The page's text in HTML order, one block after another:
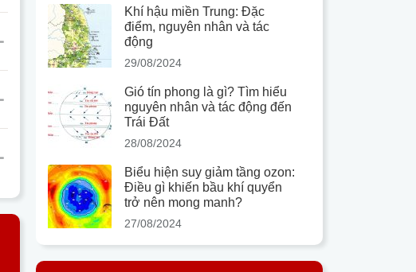
Khí hậu miền Trung: Đặc
điểm, nguyên nhân và tác
động
29/08/2024
Gió tín phong là gì? Tìm hiểu
nguyên nhân và tác động đến
Trái Đất
28/08/2024
Biểu hiện suy giảm tầng ozon:
Điều gì khiến bầu khí quyển
trở nên mong manh?
27/08/2024